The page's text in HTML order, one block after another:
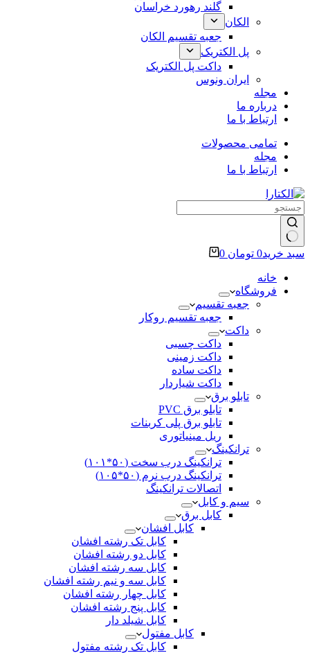
گلند رهورد خراسان
الکان
جعبه تقسیم الکان
پل الکتریک
داکت پل الکتریک
ایران ونوس
مجله
درباره ما
ارتباط با ما
تمامی محصولات
مجله
ارتباط با ما
سبد خرید0 تومان 0
خانه
فروشگاه
جعبه تقسیم
جعبه تقسیم روکار
داکت
داکت چسبی
داکت زمینی
داکت ساده
داکت شیاردار
تابلو برق
تابلو برق PVC
تابلو برق پلی کربنات
ریل مینیاتوری
ترانکینگ
ترانکینگ درب سخت (۵۰*۱۰۱)
ترانکینگ درب نرم (۵۰*۱۰۵)
اتصالات ترانکینگ
سیم و کابل
کابل برق
کابل افشان
کابل تک رشته افشان
کابل دو رشته افشان
کابل سه رشته افشان
کابل سه و نیم رشته افشان
کابل چهار رشته افشان
کابل پنج رشته افشان
کابل شیلد دار
کابل مفتول
کابل تک رشته مفتول